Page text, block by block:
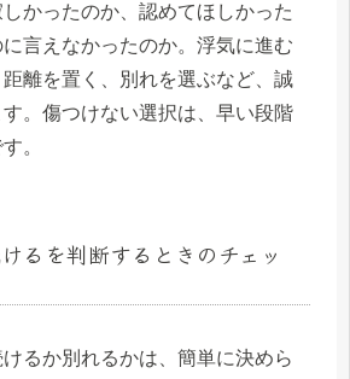
かったのか、認めてほしかった
言えなかったのか。浮気に進む
離を置く、別れを選ぶなど、誠
。傷つけない選択は、早い段階
。
るを判断するときのチェッ
るか別れるかは、簡単に決めら